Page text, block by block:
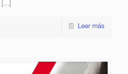
[…]
Leer más